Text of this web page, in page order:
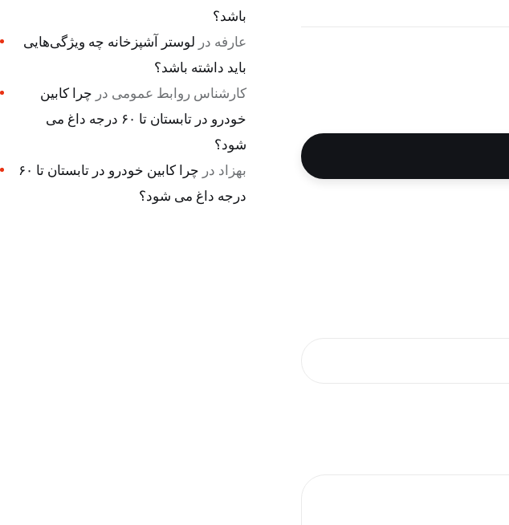
باشد؟
عارفه در لوستر آشپزخانه چه ویژگی‌هایی
باید داشته باشد؟
کارشناس روابط عمومی در چرا کابین
خودرو در تابستان تا ۶۰ درجه داغ می
شود؟
بهزاد در
چرا کابین خودرو در تابستان تا ۶۰
درجه داغ می شود؟